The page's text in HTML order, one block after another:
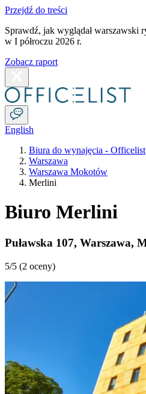
Przejdź do treści
Sprawdź, jak wyglądał warszawski
w I półroczu 2026 r.
Zobacz raport
English
Biura do wynajęcia - Officelist
Warszawa
Warszawa Mokotów
Merlini
Biuro Merlini
Puławska 107, Warszawa,
5/5 (2 oceny)